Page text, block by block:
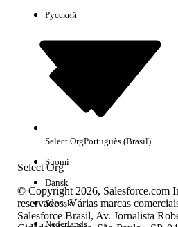
Sem
Select Org
Русский
Select OrgPortuguês (Brasil)
Suomi
Dansk
Svenska
Nederlands
© Copyright 2026, Salesforce.com
reservados. Várias marcas
Salesforce Brasil, Av. Jornalista